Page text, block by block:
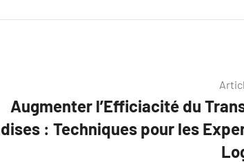
Augmenter l’Efficiacité du
: Techniques pour les